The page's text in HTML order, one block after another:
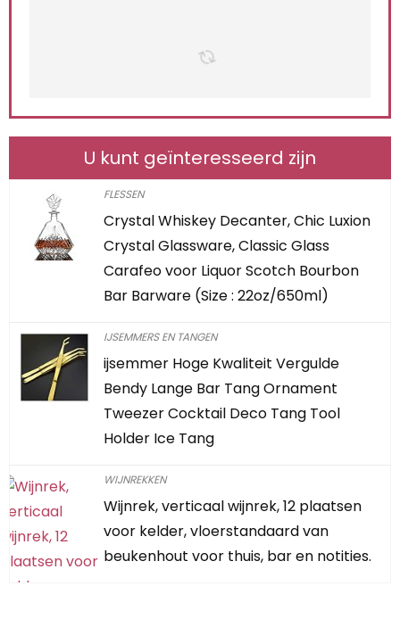
U kunt geïnteresseerd zijn
FLESSEN
Crystal Whiskey Decanter, Chic Luxion
Crystal Glassware, Classic Glass
Carafeo voor Liquor Scotch Bourbon
Bar Barware (Size : 22oz/650ml)
IJSEMMERS EN TANGEN
ijsemmer Hoge Kwaliteit Vergulde
Bendy Lange Bar Tang Ornament
Tweezer Cocktail Deco Tang Tool
Holder Ice Tang
WIJNREKKEN
Wijnrek, verticaal wijnrek, 12 plaatsen
voor kelder, vloerstandaard van
beukenhout voor thuis, bar en notities.